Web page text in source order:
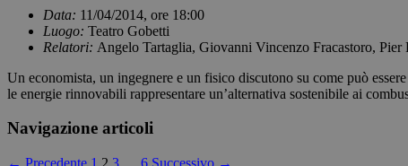
Data: 11/04/2014, ore 18:00
Luogo: Teatro Gobetti
Relatori: Angelo Tartaglia, Giovanni Vincenzo Fracastoro,
Un economista, un ingegnere e un fisico discutono su come può
le energie rinnovabili rappresentare un’alternativa sostenibile ai
Navigazione articoli
← Precedente 1 2 3 6 Successivo →